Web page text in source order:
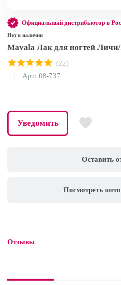
Оставить
Посмотреть
Официальный дистрибьютор в
Нет в наличии
Mavala Лак для ногтей
(22)
Арт: 08-737
Уведомить
Отзывы